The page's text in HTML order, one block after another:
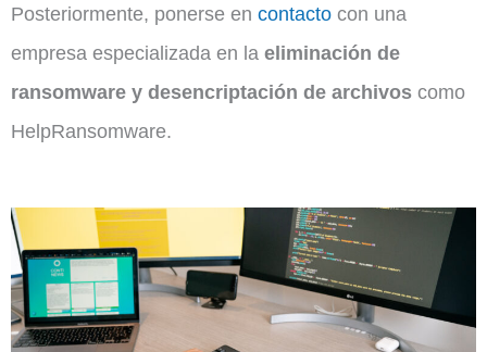
Posteriormente, ponerse en contacto con una
empresa especializada en la eliminación de
ransomware y desencriptación de archivos como
HelpRansomware.